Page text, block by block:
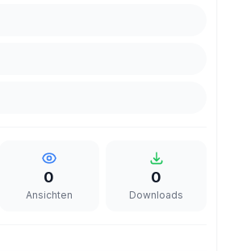
0
Ansichten
0
Downloads